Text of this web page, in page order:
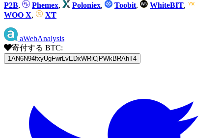
P2B, Phemex, Poloniex, Toobit, WhiteBIT,
WOO X, XT
aWebAnalysis
寄付する BTC:
1AN6N94fxyUgFwrLvEDxWRiCjPWkBRAhT4